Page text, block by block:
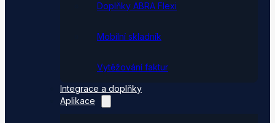
Doplňky ABRA Flexi
Mobilní skladník
Vytěžování faktur
Integrace a doplňky
Aplikace